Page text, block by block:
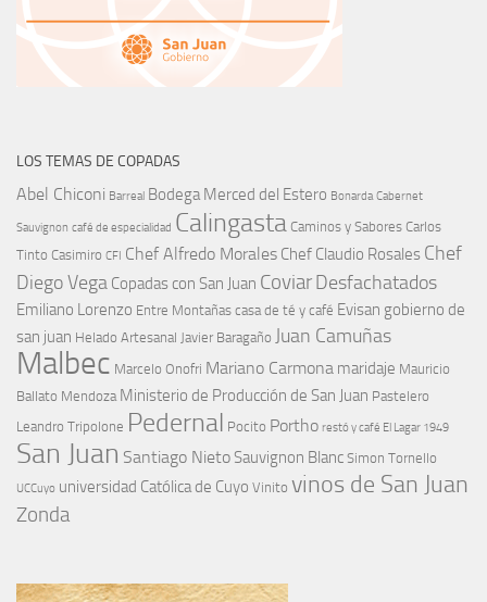
LOS TEMAS DE COPADAS
Abel Chiconi Barreal Bodega Merced del Estero Bonarda Cabernet
Sauvignon café de especialidad Calingasta Caminos y Sabores Carlos
Tinto Casimiro CFI Chef Alfredo Morales Chef Claudio Rosales Chef
Diego Vega Copadas con San Juan CoviarDesfachatados
Emiliano Lorenzo Entre Montañas casa de té y café Evisan gobierno de
san juan Helado Artesanal Javier Baragaño Juan Camuñas
Malbec Marcelo Onofri Mariano Carmona maridaje Mauricio
Ballato Mendoza Ministerio de Producción de San Juan Pastelero
Leandro Tripolone Pedernal Pocito Portho restó y café El Lagar 1949
San Juan Santiago Nieto Sauvignon Blanc Simon Tornello
UCCuyo universidad Católica de Cuyo Vinito vinos de San Juan
Zonda